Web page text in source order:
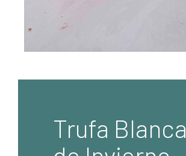
Trufa Blanca